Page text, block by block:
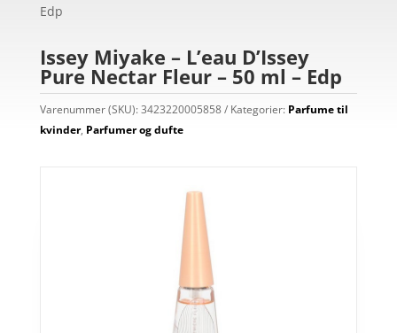
Edp
Issey Miyake – L’eau D’Issey
Pure Nectar Fleur – 50 ml – Edp
Varenummer (SKU):3423220005858 Kategorier: Parfume til
kvinder, Parfumer og dufte